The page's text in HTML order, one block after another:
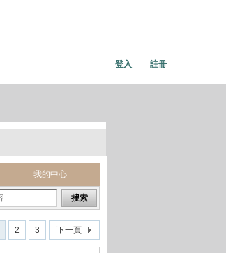
登入 註冊
我的中心
搜索
2 3 下一頁